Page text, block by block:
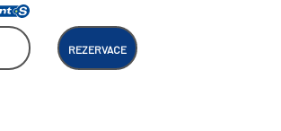
REZERVACE